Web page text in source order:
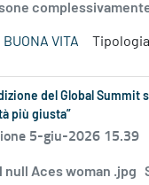
VITA
del Global
più giusta”
5-giu-2026 15.39
Aces woman .jpg